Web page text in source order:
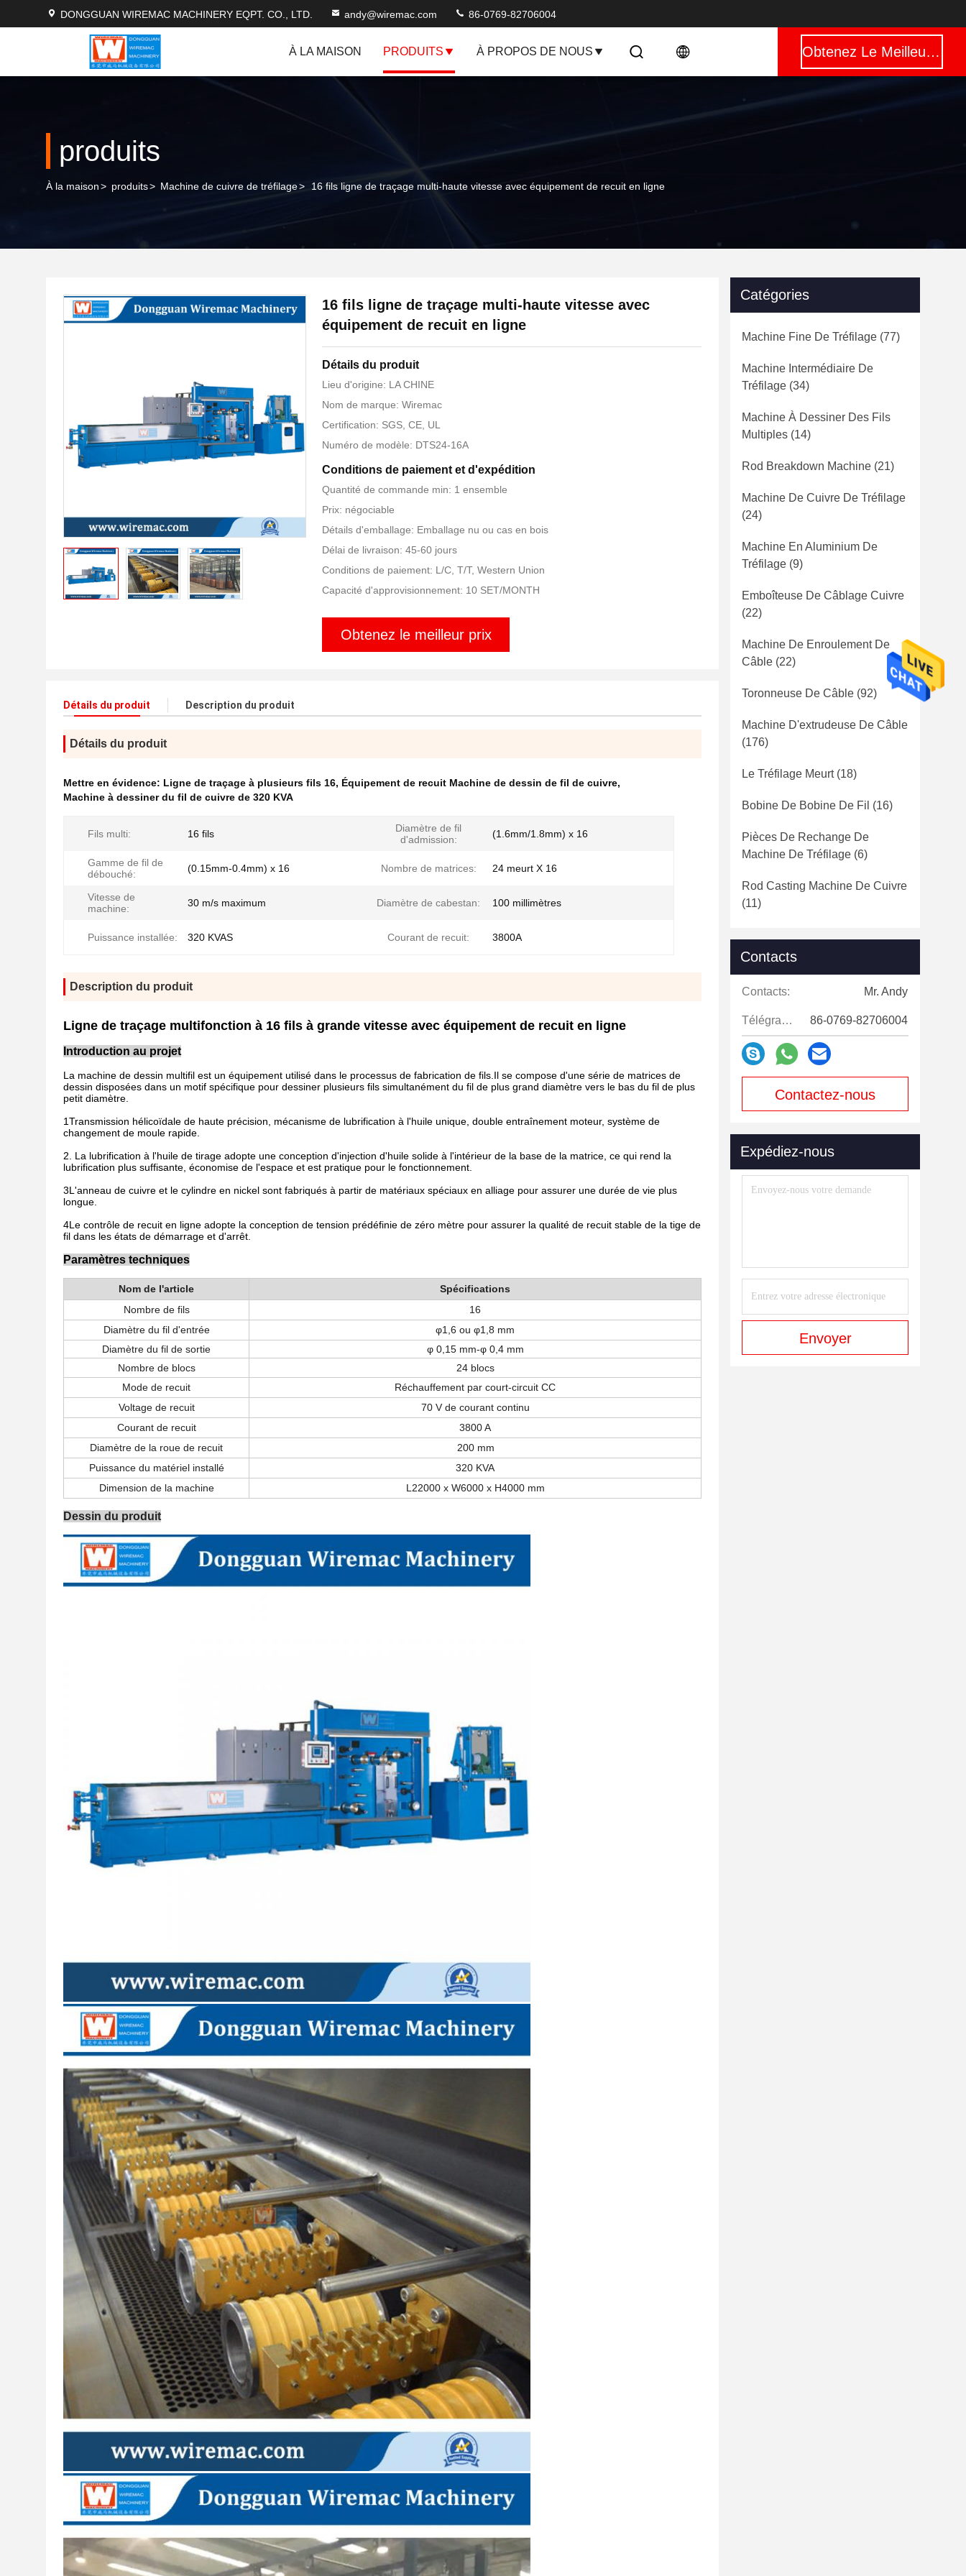
DONGGUAN WIREMAC MACHINERY EQPT. CO., LTD. andy@wiremac.com 86-0769-82706004
À LA MAISON PRODUITS À PROPOS DE NOUS Obtenez Le Meilleur Prix
produits
À la maison> produits> Machine de cuivre de tréfilage> 16 fils ligne de traçage multi-haute vitesse avec équipement de recuit en ligne
16 fils ligne de traçage multi-haute vitesse avec
équipement de recuit en ligne
Détails du produit
Lieu d'origine: LA CHINE
Nom de marque: Wiremac
Certification: SGS, CE, UL
Numéro de modèle: DTS24-16A
Conditions de paiement et d'expédition
Quantité de commande min: 1 ensemble
Prix: négociable
Détails d'emballage: Emballage nu ou cas en bois
Délai de livraison: 45-60 jours
Conditions de paiement: L/C, T/T, Western Union
Capacité d'approvisionnement: 10 SET/MONTH
Obtenez le meilleur prix
Détails du produit Description du produit
Détails du produit
Mettre en évidence: Ligne de traçage à plusieurs fils 16, Équipement de recuit Machine de dessin de fil de cuivre,
Machine à dessiner du fil de cuivre de 320 KVA
Fils multi: 16 fils
Diamètre de fil
d'admission:
(1.6mm/1.8mm) x 16
Gamme de fil de
débouché:
(0.15mm-0.4mm) x 16 Nombre de matrices: 24 meurt X 16
Vitesse de
machine:
30 m/s maximum Diamètre de cabestan: 100 millimètres
Puissance installée: 320 KVAS Courant de recuit: 3800A
Description du produit
Ligne de traçage multifonction à 16 fils à grande vitesse avec équipement de recuit en ligne
Introduction au projet
La machine de dessin multifil est un équipement utilisé dans le processus de fabrication de fils.Il se compose d'une série de matrices de
dessin disposées dans un motif spécifique pour dessiner plusieurs fils simultanément du fil de plus grand diamètre vers le bas du fil de plus
petit diamètre.
1Transmission hélicoïdale de haute précision, mécanisme de lubrification à l'huile unique, double entraînement moteur, système de
changement de moule rapide.
2. La lubrification à l'huile de tirage adopte une conception d'injection d'huile solide à l'intérieur de la base de la matrice, ce qui rend la
lubrification plus suffisante, économise de l'espace et est pratique pour le fonctionnement.
3L'anneau de cuivre et le cylindre en nickel sont fabriqués à partir de matériaux spéciaux en alliage pour assurer une durée de vie plus
longue.
4Le contrôle de recuit en ligne adopte la conception de tension prédéfinie de zéro mètre pour assurer la qualité de recuit stable de la tige de
fil dans les états de démarrage et d'arrêt.
Paramètres techniques
Nom de l'article
Spécifications
Nombre de fils
16
Diamètre du fil d'entrée
φ1,6 ou φ1,8 mm
Diamètre du fil de sortie
φ 0,15 mm-φ 0,4 mm
Nombre de blocs
24 blocs
Mode de recuit
Réchauffement par court-circuit CC
Voltage de recuit
70 V de courant continu
Courant de recuit
3800 A
Diamètre de la roue de recuit
200 mm
Puissance du matériel installé
320 KVA
Dimension de la machine
L22000 x W6000 x H4000 mm
Dessin du produit
Catégories
Machine Fine De Tréfilage (77)
Machine Intermédiaire De
Tréfilage (34)
Machine À Dessiner Des Fils
Multiples (14)
Rod Breakdown Machine (21)
Machine De Cuivre De Tréfilage
(24)
Machine En Aluminium De
Tréfilage (9)
Emboîteuse De Câblage Cuivre
(22)
Machine De Enroulement De
Câble (22)
Toronneuse De Câble (92)
Machine D'extrudeuse De Câble
(176)
Le Tréfilage Meurt(18)
Bobine De Bobine De Fil (16)
Pièces De Rechange De
Machine De Tréfilage (6)
Rod Casting Machine De Cuivre
(11)
Contacts
Contacts: Mr. Andy
Télégramme: 86-0769-82706004
Contactez-nous
Expédiez-nous
Envoyer